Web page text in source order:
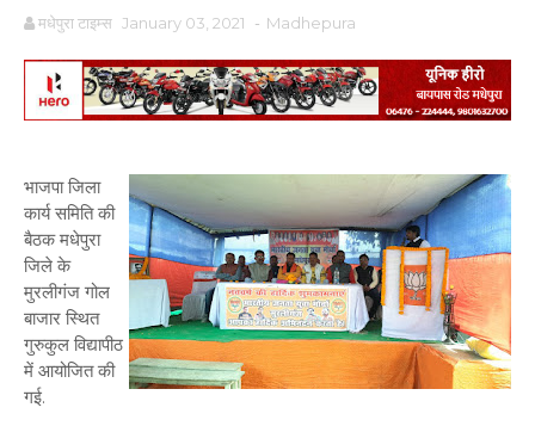
मधेपुरा टाइम्स January 03, 2021 - Madhepura
भाजपा जिला
कार्य समिति की
बैठक मधेपुरा
जिले के
मुरलीगंज गोल
बाजार स्थित
गुरुकुल विद्यापीठ
में आयोजित की
गई.